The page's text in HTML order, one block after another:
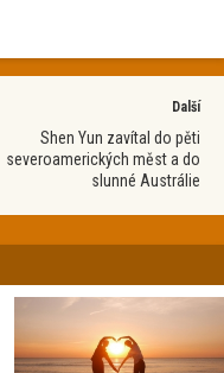
Další
Shen Yun zavítal do pěti
severoamerických měst a do
slunné Austrálie